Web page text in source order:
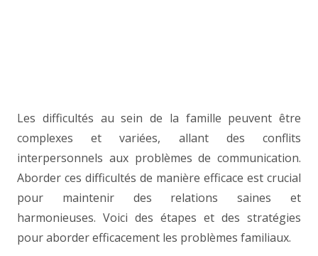
Les difficultés au sein de la famille peuvent être
complexes et variées, allant des conflits
interpersonnels aux problèmes de communication.
Aborder ces difficultés de manière efficace est crucial
pour maintenir des relations saines et
harmonieuses. Voici des étapes et des stratégies
pour aborder efficacement les problèmes familiaux.